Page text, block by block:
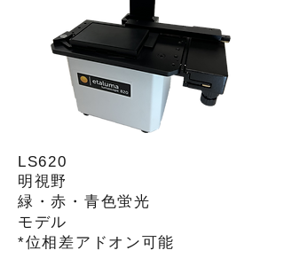
LS620
明視野
緑・赤・青色蛍光
​モデル
​*位相差アドオン可能